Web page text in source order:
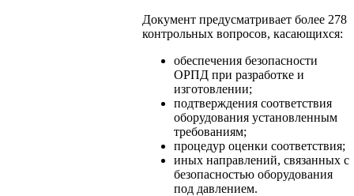
Документ предусматривает более 278
контрольных вопросов, касающихся:
обеспечения безопасности
ОРПД при разработке и
изготовлении;
подтверждения соответствия
оборудования установленным
требованиям;
процедур оценки соответствия;
иных направлений, связанных с
безопасностью оборудования
под давлением.